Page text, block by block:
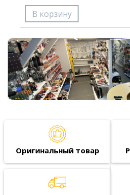
Оригинальный товар